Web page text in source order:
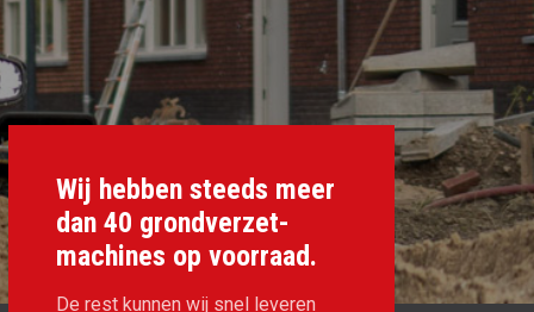
Wij hebben steeds meer
dan 40 grondverzet-
machines op voorraad.
De rest kunnen wij snel leveren